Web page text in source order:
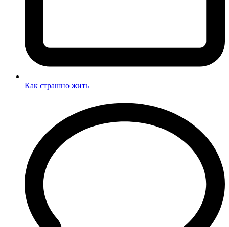
Как страшно жить